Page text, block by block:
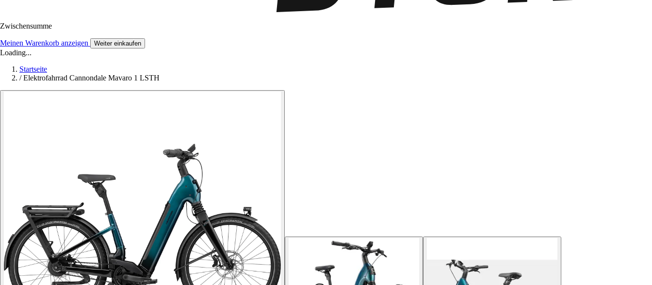
Zwischensumme
Meinen Warenkorb anzeigen Weiter einkaufen
Loading...
Startseite
/ Elektrofahrrad Cannondale Mavaro 1 LSTH